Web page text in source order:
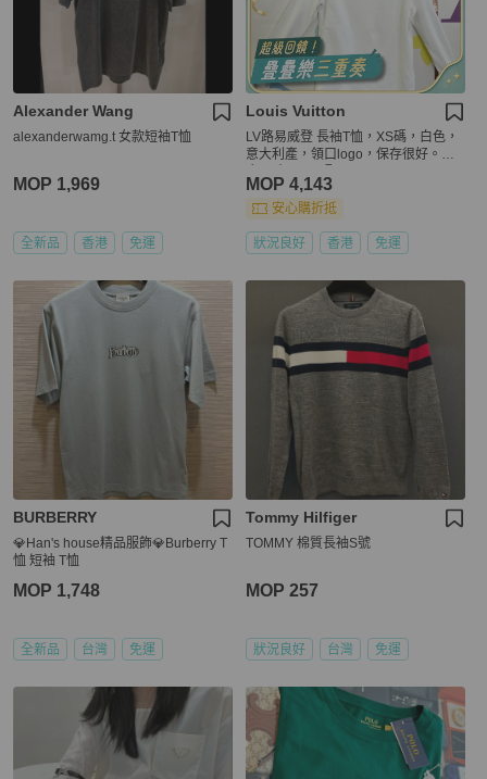
Alexander Wang
alexanderwamg.t 女款短袖T恤
MOP 1,969
全新品 香港 免運
Louis Vuitton
LV路易威登 長袖T恤，XS碼，白色，
意大利產，領口logo，保存很好。適
MOP 4,143
安心購折抵
狀況良好 香港 免運
BURBERRY
💎Han's house精品服飾💎Burberry T
恤 短袖 T恤
MOP 1,748
全新品 台灣 免運
Tommy Hilfiger
TOMMY 棉質長袖S號
MOP 257
狀況良好 台灣 免運